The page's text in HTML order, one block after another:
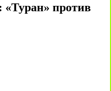
против